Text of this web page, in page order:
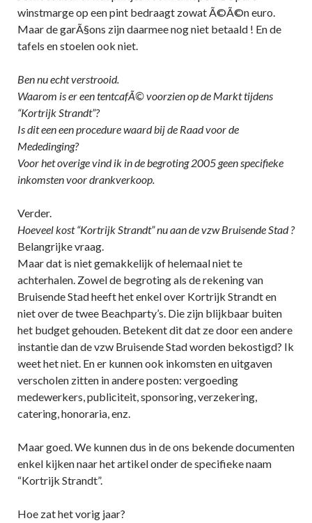
winstmarge op een pint bedraagt zowat Ã©Ã©n euro.
Maar de garÃ§ons zijn daarmee nog niet betaald ! En de
tafels en stoelen ook niet.
Ben nu echt verstrooid.
Waarom is er een tentcafÃ© voorzien op de Markt tijdens
“Kortrijk Strandt”?
Is dit een een procedure waard bij de Raad voor de
Mededinging?
Voor het overige vind ik in de begroting 2005 geen specifieke
inkomsten voor drankverkoop.
Verder.
Hoeveel kost “Kortrijk Strandt” nu aan de vzw Bruisende Stad ?
Belangrijke vraag.
Maar dat is niet gemakkelijk of helemaal niet te
achterhalen. Zowel de begroting als de rekening van
Bruisende Stad heeft het enkel over Kortrijk Strandt en
niet over de twee Beachparty’s. Die zijn blijkbaar buiten
het budget gehouden. Betekent dit dat ze door een andere
instantie dan de vzw Bruisende Stad worden bekostigd? Ik
weet het niet. En er kunnen ook inkomsten en uitgaven
verscholen zitten in andere posten: vergoeding
medewerkers, publiciteit, sponsoring, verzekering,
catering, honoraria, enz.
Maar goed. We kunnen dus in de ons bekende documenten
enkel kijken naar het artikel onder de specifieke naam
“Kortrijk Strandt”.
Hoe zat het vorig jaar?